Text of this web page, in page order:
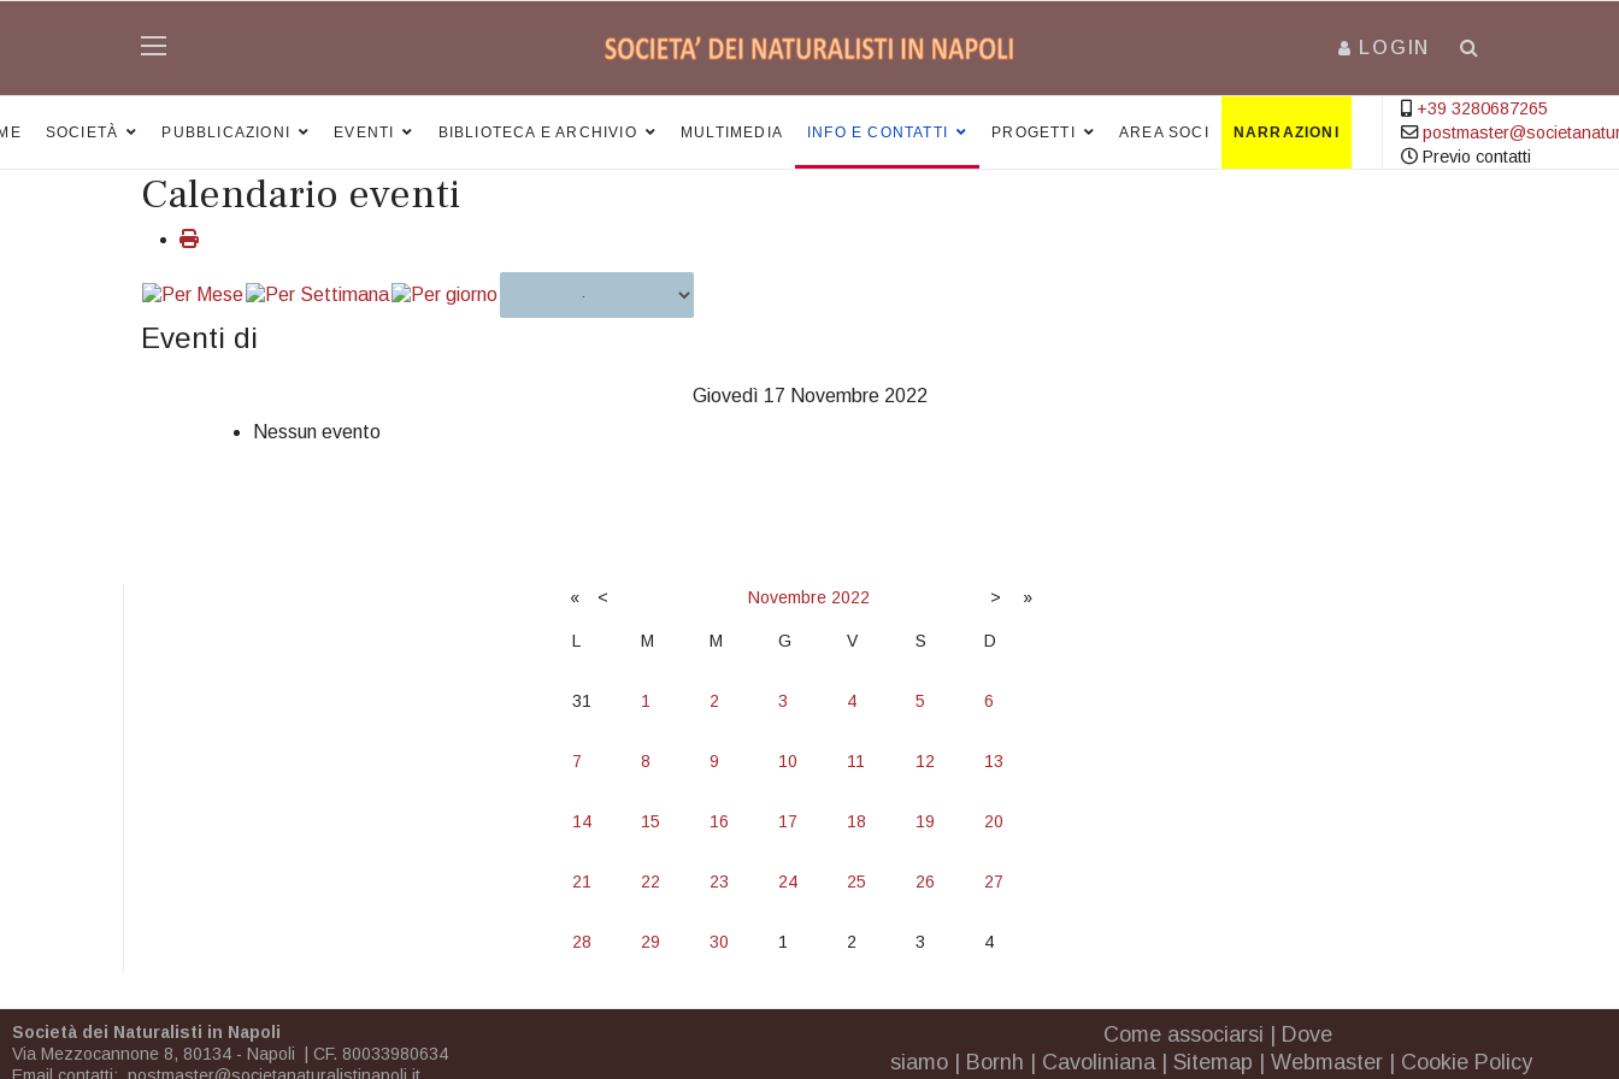
LOGIN
SOCIETÀ PUBBLICAZIONI EVENTI BIBLIOTECA E ARCHIVIO MULTIMEDIA INFO E CONTATTI PROGETTI AREA SOCI NARRAZIONI
+39 3280687265
Previo contatti
Calendario eventi
Eventi di
Giovedì 17 Novembre 2022
Nessun evento
« < Novembre 2022 > »
L M M G V S D
31 1 2 3 4 5 6
7 8 9 10 11 12 13
14 15 16 17 18 19 20
21 22 23 24 25 26 27
28 29 30 1 2 3 4
Società dei Naturalisti in Napoli
Via Mezzocannone 8, 80134 - Napoli | CF. 80033980634
Come associarsi
Dove
siamo
Bornh Cavoliniana| Sitemap Webmaster Cookie Policy